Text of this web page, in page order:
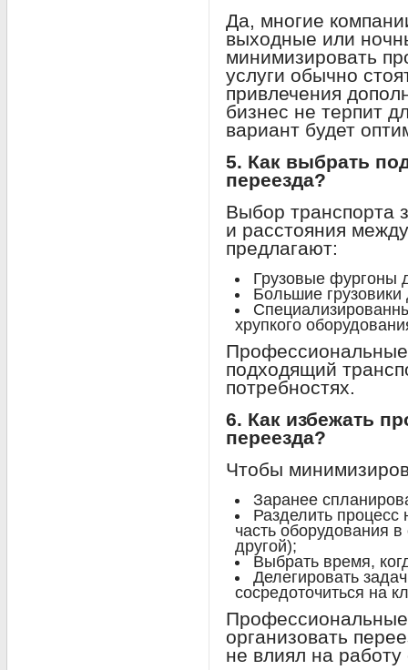
Да, многие
выходные или
минимизировать
услуги обычно
привлечения
бизнес не терпит
вариант будет
5. Как выбрать
переезда?
Выбор транспорта
и расстояния
предлагают:
Грузовые фургоны
Большие
хрупкого
подходящий
потребностях.
6. Как избежать
переезда?
Чтобы
Заранее
Разделить процесс
часть оборудования
другой);
Выбрать время,
Делегировать
сосредоточиться на
организовать
не влиял на